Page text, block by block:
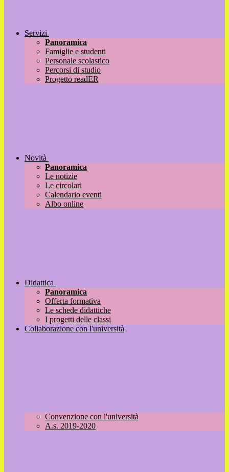
Servizi
Panoramica
Famiglie e studenti
Personale scolastico
Percorsi di studio
Progetto readER
Novità
Panoramica
Le notizie
Le circolari
Calendario eventi
Albo online
Didattica
Panoramica
Offerta formativa
Le schede didattiche
I progetti delle classi
Collaborazione con l'università
Convenzione con l'università
A.s. 2019-2020